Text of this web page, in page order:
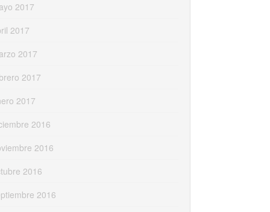
2017
2017
2017
2017
2017
2016
2016
2016
2016